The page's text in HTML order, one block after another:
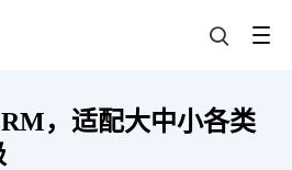
，适配大中小各类